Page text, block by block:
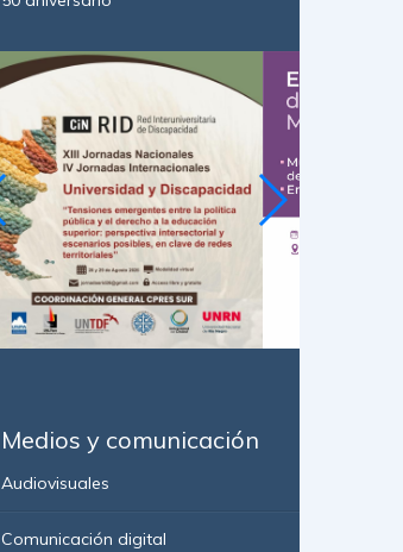
Medios y comunicación
Audiovisuales
Comunicación digital